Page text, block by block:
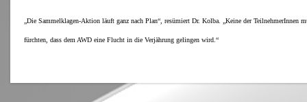
„Die Sammelklagen-Aktion läuft ganz nach Plan“, resümiert Dr. Kolba. „Keine der TeilnehmerInnen
fürchten, dass dem AWD eine Flucht in die Verjährung gelingen wird.“